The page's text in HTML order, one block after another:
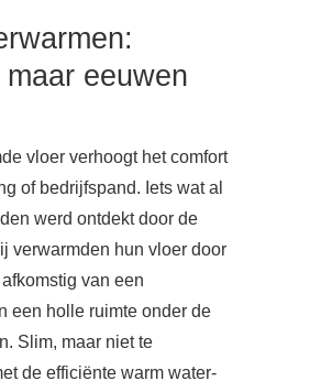
eeuwen
vloer verhoogt het comfort
of bedrijfspand. Iets wat al
werd ontdekt door de
verwarmden hun vloer door
van een
een holle ruimte onder de
Slim, maar niet te
de efficiënte warm water-